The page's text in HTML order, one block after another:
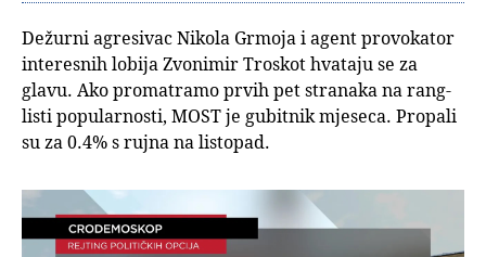
Dežurni agresivac Nikola Grmoja i agent provokator
interesnih lobija Zvonimir Troskot hvataju se za
glavu. Ako promatramo prvih pet stranaka na rang-
listi popularnosti, MOST je gubitnik mjeseca. Propali
su za 0.4% s rujna na listopad.